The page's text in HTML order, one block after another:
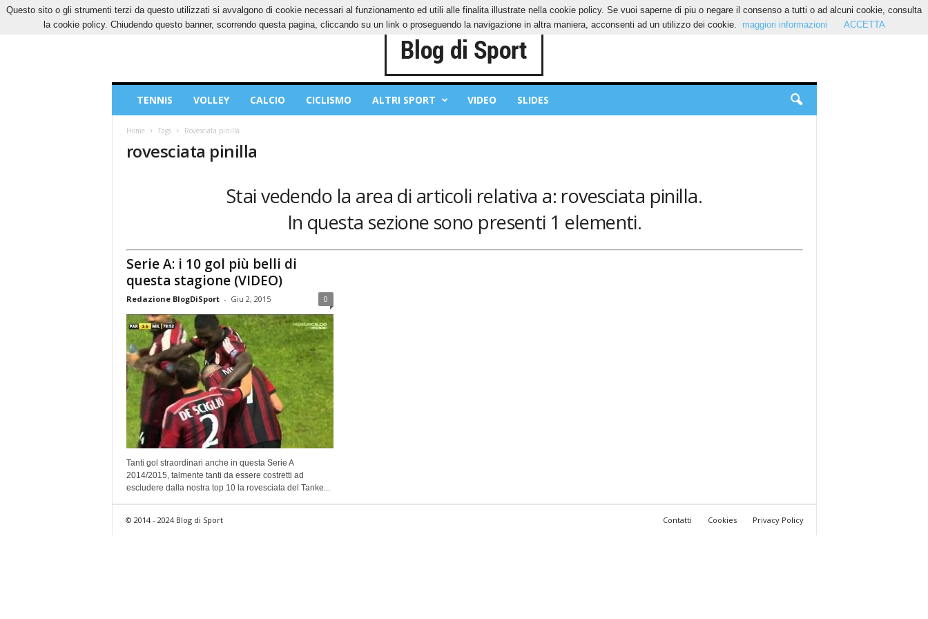
SABATO, 8 AGOSTO 2026 CONTATTI COOKIES PRIVACY POLICY
Sport
TENNIS VOLLEY CALCIO CICLISMO ALTRI SPORT VIDEO SLIDES
Home Tags Rovesciata pinilla
rovesciata pinilla
Stai vedendo la area di articoli relativa a: rovesciata pinilla.
In questa sezione sono presenti 1 elementi.
Serie A: i 10 gol più belli di
questa stagione (VIDEO)
Redazione BlogDiSport - Giu 2, 2015 0
Tanti gol straordinari anche in questa Serie A
2014/2015, talmente tanti da essere costretti ad
escludere dalla nostra top 10 la rovesciata del Tanke...
Contatti Cookies Privacy Policy
© 2014 - 2024 Blog di Sport
Questo sito o gli strumenti terzi da questo utilizzati si avvalgono di cookie necessari al funzionamento ed utili alle finalita illustrate nella cookie policy. Se vuoi saperne di piu o negare il consenso a tutti o ad alcuni cookie, consulta
la cookie policy. Chiudendo questo banner, scorrendo questa pagina, cliccando su un link o proseguendo la navigazione in altra maniera, acconsenti ad un utilizzo dei cookie.
maggiori informazioni ACCETTA